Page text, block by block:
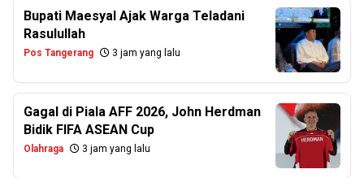
Bupati Maesyal Ajak Warga Teladani
Rasulullah
Pos Tangerang 3 jam yang lalu
Gagal di Piala AFF 2026, John Herdman
Bidik FIFA ASEAN Cup
Olahraga 3 jam yang lalu